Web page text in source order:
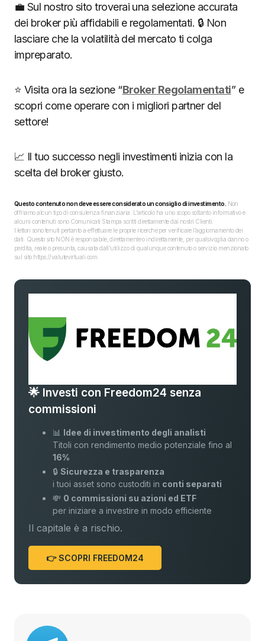
💼 Sul nostro sito troverai una selezione accurata
dei broker più affidabili e regolamentati. 🔒 Non
lasciare che la volatilità del mercato ti colga
impreparato.
⭐ Visita ora la sezione “Broker Regolamentati” e
scopri come operare con i migliori partner del
settore!
📈 Il tuo successo negli investimenti inizia con la
scelta del broker giusto.
Questo contenuto non deve essere considerato un consiglio di investimento. Non
offriamo alcun tipo di consulenza finanziaria. L’articolo ha uno scopo soltanto informativo e
alcuni contenuti sono Comunicati Stampa scritti direttamente dai nostri Clienti.
I lettori sono tenuti pertanto a effettuare le proprie ricerche per verificare l’aggiornamento dei
dati. Questo sito NON è responsabile, direttamente o indirettamente, per qualsivoglia danno o
perdita, reale o presunta, causata dall'utilizzo di qualunque contenuto o servizio menzionato
sul sito https://valutevirtuali.com.
🌟 Investi con Freedom24 senza
commissioni
📊 Idee di investimento degli analisti
Titoli con rendimento medio potenziale fino al
16%
🔒Sicurezza e trasparenza
i tuoi asset sono custoditi in conti separati
💸 0 commissioni su azioni ed ETF
per iniziare a investire in modo efficiente
Il capitale è a rischio.
👉 SCOPRI FREEDOM24